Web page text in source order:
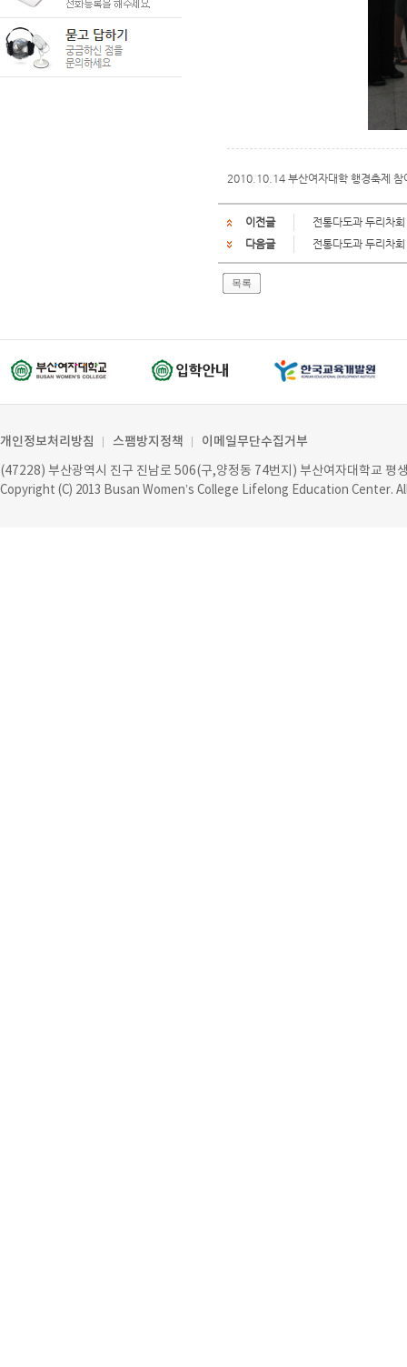
2010.10.14 부산여자대학 행경축제 참
이전글
전통다도과 두리차회
다음글
전통다도과 두리차회
목록
개인정보처리방침 스팸방지정책 이메일무단수집거부
(47228) 부산광역시 진구 진남로 506(구,양정동 74번지) 부산여자대학교 평
Copyright (C) 2013 Busan Women’s College Lifelong Education Center.